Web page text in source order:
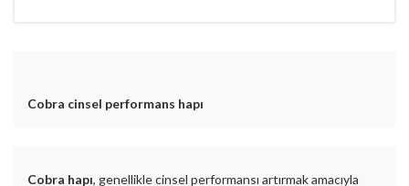
Cobra cinsel performans hapı
Cobra hapı, genellikle cinsel performansı artırmak amacıyla